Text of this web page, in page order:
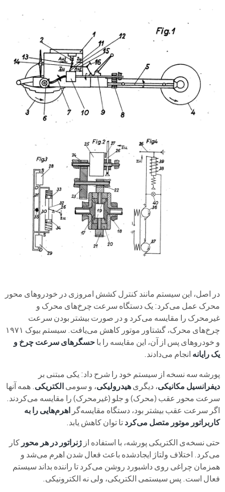
در اصل، این سیستم مانند کنترل کشش امروزی در خودروهای محور
محرک عمل می‌کرد: یک دستگاه سرعت چرخ‌های محرک و
غیرمحرک را مقایسه می‌کرد و در صورت بیشتر بودن سرعت
چرخ‌های محرک، گشتاور موتور کاهش می‌یافت. سیستم بیوک ۱۹۷۱
و خودروهای پس از آن، این مقایسه را باحسگرهای سرعت چرخ و
یک رایانه انجام می‌دادند.
پورشه سه نسخه از سیستم خود را شرح داد: یکی مبتنی بر
دیفرانسیل مکانیکی، دیگریهیدرولیکی، و سومیالکتریکی. همه آنها
سرعت محور عقب (محرک) و جلو (غیرمحرک) را مقایسه می‌کردند.
اگر سرعت عقب بیشتر بود، دستگاه مقایسه‌گر اهرم‌هایی را به
کاربراتور موتور متصل می‌کردتا توان کاهش یابد.
حتی نسخه‌ی الکتریکی پورشه، با استفاده از ژنراتور در هر محور کار
می‌کرد. اختلاف ولتاژ ایجادشده باعث فعال شدن اهرم می‌شد و
همزمان چراغی روی داشبورد روشن می‌کرد تا راننده بداند سیستم
فعال است. پس سیستمی الکتریکی، ولی نه الکترونیکی.